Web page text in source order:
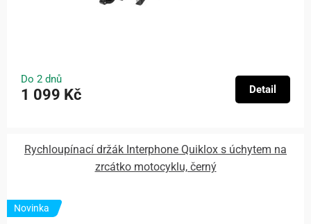
Do 2 dnů
1 099 Kč Detail
Rychloupínací držák Interphone Quiklox s úchytem na
zrcátko motocyklu, černý
Novinka